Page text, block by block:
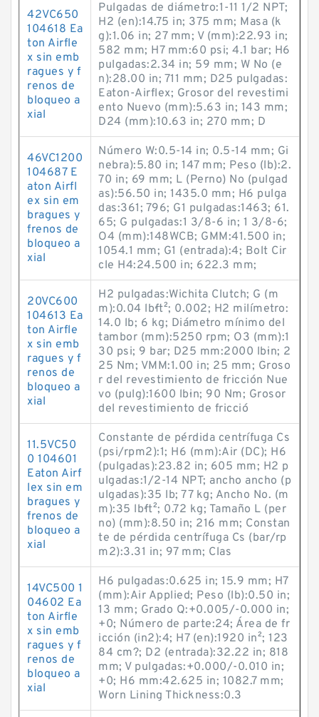
42VC650
104618 Ea
ton Airfle
x sin emb
ragues y f
renos de
bloqueo a
xial
Pulgadas de diámetro:1-11 1/2 NPT;
H2 (en):14.75 in; 375 mm; Masa (k
g):1.06 in; 27 mm; V (mm):22.93 in;
582 mm; H7 mm:60 psi; 4.1 bar; H6
pulgadas:2.34 in; 59 mm; W No (e
n):28.00 in; 711 mm; D25 pulgadas:
Eaton-Airflex; Grosor del revestimi
ento Nuevo (mm):5.63 in; 143 mm;
D24 (mm):10.63 in; 270 mm; D
46VC1200
104687 E
aton Airfl
ex sin em
bragues y
frenos de
bloqueo a
xial
Número W:0.5-14 in; 0.5-14 mm; Gi
nebra):5.80 in; 147 mm; Peso (lb):2.
70 in; 69 mm; L (Perno) No (pulgad
as):56.50 in; 1435.0 mm; H6 pulga
das:361; 796; G1 pulgadas:1463; 61.
65; G pulgadas:1 3/8-6 in; 1 3/8-6;
O4 (mm):148WCB; GMM:41.500 in;
1054.1 mm; G1 (entrada):4; Bolt Cir
cle H4:24.500 in; 622.3 mm;
20VC600
104613 Ea
ton Airfle
x sin emb
ragues y f
renos de
bloqueo a
xial
H2 pulgadas:Wichita Clutch; G (m
m):0.04 lb·ft²; 0.002; H2 milímetro:
14.0 lb; 6 kg; Diámetro mínimo del
tambor (mm):5250 rpm; O3 (mm):1
30 psi; 9 bar; D25 mm:2000 lb·in; 2
25 Nm; VMM:1.00 in; 25 mm; Groso
r del revestimiento de fricción Nue
vo (pulg):1600 lb·in; 90 Nm; Grosor
del revestimiento de fricció
11.5VC50
0 104601
Eaton Airf
lex sin em
bragues y
frenos de
bloqueo a
xial
Constante de pérdida centrífuga Cs
(psi/rpm2):1; H6 (mm):Air (DC); H6
(pulgadas):23.82 in; 605 mm; H2 p
ulgadas:1/2-14 NPT; ancho ancho (p
ulgadas):35 lb; 77 kg; Ancho No. (m
m):35 lb·ft²; 0.72 kg; Tamaño L (per
no) (mm):8.50 in; 216 mm; Constan
te de pérdida centrífuga Cs (bar/rp
m2):3.31 in; 97 mm; Clas
14VC500 1
04602 Ea
ton Airfle
x sin emb
ragues y f
renos de
bloqueo a
xial
H6 pulgadas:0.625 in; 15.9 mm; H7
(mm):Air Applied; Peso (lb):0.50 in;
13 mm; Grado Q:+0.005/-0.000 in;
+0; Número de parte:24; Área de fr
icción (in2):4; H7 (en):1920 in²; 123
84 cm?; D2 (entrada):32.22 in; 818
mm; V pulgadas:+0.000/-0.010 in;
+0; H6 mm:42.625 in; 1082.7 mm;
Worn Lining Thickness:0.3